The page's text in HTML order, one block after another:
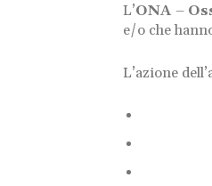
L’ONA –
e/o che
L’azione